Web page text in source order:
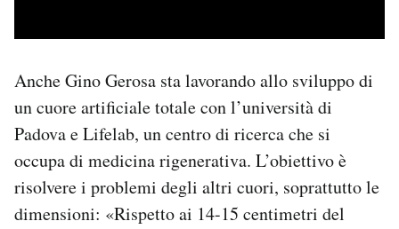
Anche Gino Gerosa sta lavorando allo sviluppo di
un cuore artificiale totale con l’università di
Padova e Lifelab, un centro di ricerca che si
occupa di medicina rigenerativa. L’obiettivo è
risolvere i problemi degli altri cuori, soprattutto le
dimensioni: «Rispetto ai 14-15 centimetri del